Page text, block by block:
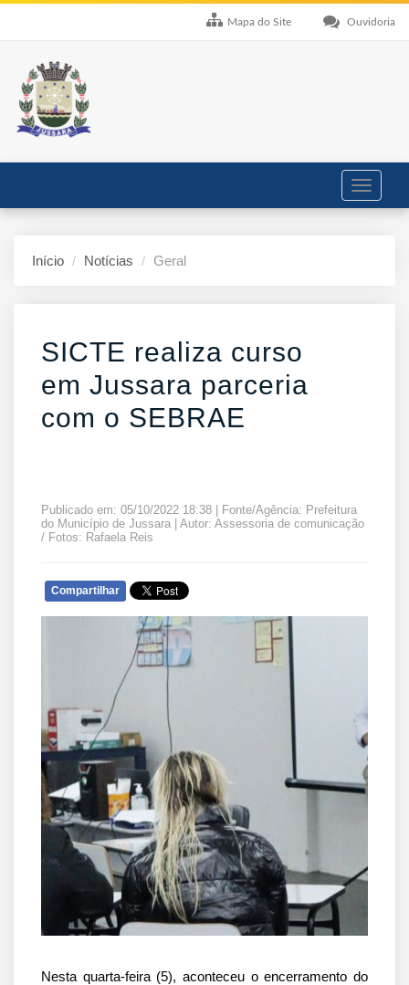
Ouvidoria
Mapa do Site
Toggle
Início Notícias Geral
SICTE realiza curso
em Jussara parceria
com o SEBRAE
Publicado em: 05/10/2022 18:38 | Fonte/Agência: Prefeitura
do Município de Jussara | Autor: Assessoria de comunicação
/ Fotos: Rafaela Reis
Compartilhar
Nesta quarta-feira (5), aconteceu o encerramento do